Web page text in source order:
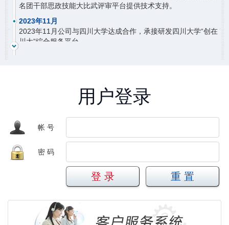
名团干部思政技能大比武评审平台提供技术支持。
2023年11月
2023年11月公司与四川大学达成合作，承接研发四川大学“创在
川大”综合服务平台。
2022年12月公司与中山大学达成合作，使用先极大学生创新训
2022年07月
2022年7月公司与中国海洋大学达成合作，承接研发全国海洋文
化创意设计大赛平台。
2022年5月公司与中国电工技术学会达成合作，承接研发高校电
气电子工程创新大赛平台。
2022年03月
2022年3月公司与江苏省教育厅达成合作，承接研发江苏高等学
历继续教育阳光信息平台。
用户登录
帐 号
密 码